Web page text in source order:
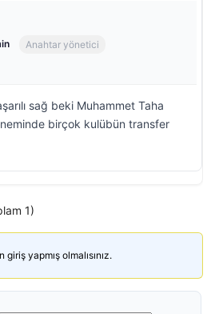
Anahtar yönetici
sağ beki Muhammet Taha
birçok kulübün transfer
1)
yapmış olmalısınız.